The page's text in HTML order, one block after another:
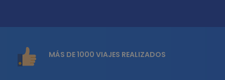
MÁS DE 1000 VIAJES REALIZADOS